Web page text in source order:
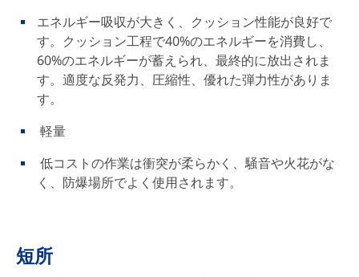
エネルギー吸収が大きく、クッション性能が良好で
す。クッション工程で40%のエネルギーを消費し、
60%のエネルギーが蓄えられ、最終的に放出されま
す。適度な反発力、圧縮性、優れた弾力性がありま
す。
軽量
低コストの作業は衝突が柔らかく、騒音や火花がな
く、防爆場所でよく使用されます。
短所